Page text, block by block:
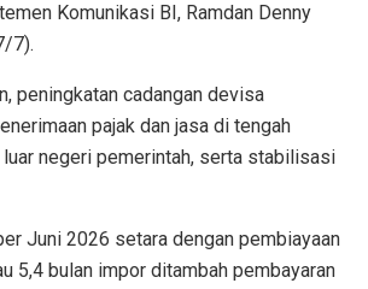
Komunikasi BI, Ramdan Denny
7).
peningkatan cadangan devisa
pajak dan jasa di tengah
luar negeri pemerintah, serta stabilisasi
Juni 2026 setara dengan pembiayaan
5,4 bulan impor ditambah pembayaran